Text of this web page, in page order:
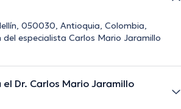
050030, Antioquia, Colombia,
del especialista Carlos Mario Jaramillo
Dr. Carlos Mario Jaramillo